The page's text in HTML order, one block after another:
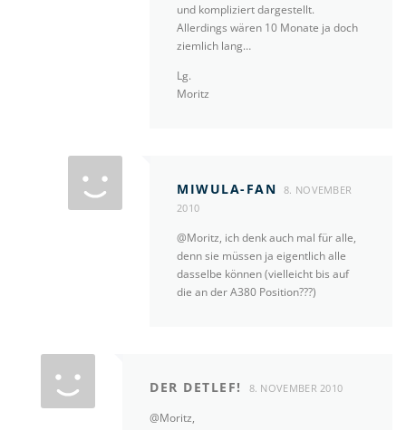
und kompliziert dargestellt.
Allerdings wären 10 Monate ja doch
ziemlich lang…
Lg.
Moritz
MIWULA-FAN 8. NOVEMBER
2010
@Moritz, ich denk auch mal für alle,
denn sie müssen ja eigentlich alle
dasselbe können (vielleicht bis auf
die an der A380 Position???)
DER DETLEF! 8. NOVEMBER 2010
@Moritz,